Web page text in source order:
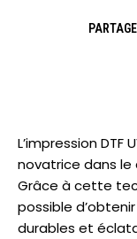
L’impression
novatrice dans le
Grâce à cette
possible
durables et